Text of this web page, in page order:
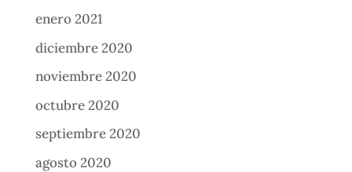
enero 2021
diciembre 2020
noviembre 2020
octubre 2020
septiembre 2020
agosto 2020